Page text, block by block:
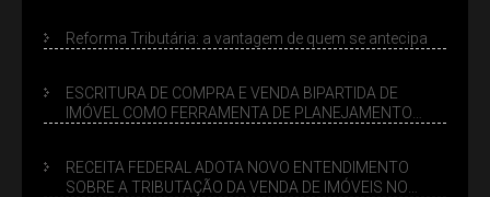
Reforma Tributária: a vantagem de quem se antecipa
ESCRITURA DE COMPRA E VENDA BIPARTIDA DE
IMÓVEL COMO FERRAMENTA DE PLANEJAMENTO
RECEITA FEDERAL ADOTA NOVO ENTENDIMENTO
SOBRE A TRIBUTAÇÃO DA VENDA DE IMÓVEIS NO